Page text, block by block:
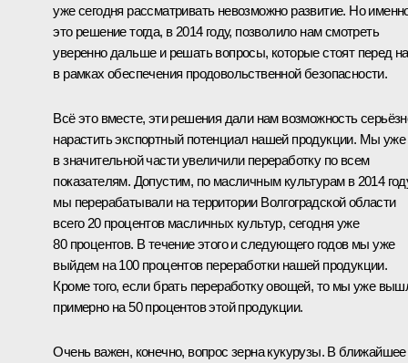
уже сегодня рассматривать невозможно развитие. Но
это решение тогда, в 2014 году, позволило нам смотреть
уверенно дальше и решать вопросы, которые стоят перед
в рамках обеспечения продовольственной безопасности.
Всё это вместе, эти решения дали нам возможность
нарастить экспортный потенциал нашей продукции. Мы уже
в значительной части увеличили переработку по всем
показателям. Допустим, по масличным культурам в 2014
мы перерабатывали на территории Волгоградской области
всего 20 процентов масличных культур, сегодня уже
80 процентов. В течение этого и следующего годов мы уже
выйдем на 100 процентов переработки нашей продукции.
Кроме того, если брать переработку овощей, то мы уже
примерно на 50 процентов этой продукции.
Очень важен, конечно, вопрос зерна кукурузы. В ближайшее